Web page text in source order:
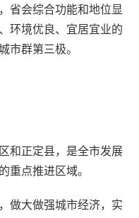
省会综合功能和地位显
环境优良、宜居宜业的
市群第三极。
和正定县，是全市发展
重点推进区域。
做大做强城市经济，实